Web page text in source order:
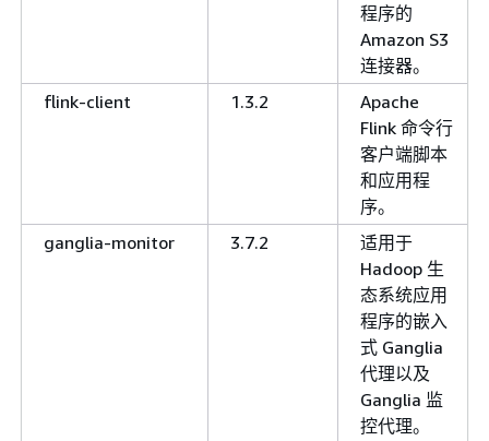
程序的
Amazon S3
连接器。
flink-client
1.3.2
Apache
Flink 命令行
客户端脚本
和应用程
序。
ganglia-monitor
3.7.2
适用于
Hadoop 生
态系统应用
程序的嵌入
式 Ganglia
代理以及
Ganglia 监
控代理。